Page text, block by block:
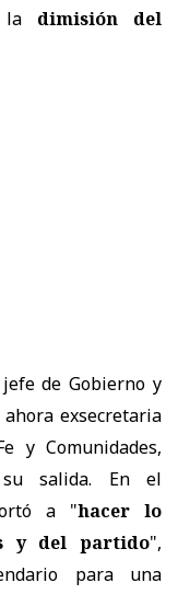
la dimisión del
de Gobierno y
exsecretaria
y Comunidades,
salida. En el
a "hacer lo
y del partido",
para una